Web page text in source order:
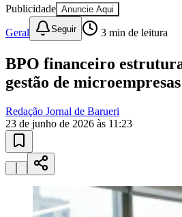
10 anos de JBnovo portalconfira as
Esportes ao Vivo
atualizadas
Paulistão, Brasileirão, Champions
real, classificação e notícias esportivas.